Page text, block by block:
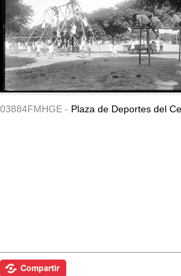
03884FMHGE - Plaza de Deportes del